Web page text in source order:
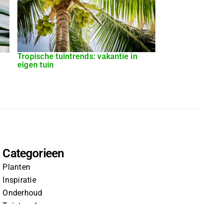
Tropische tuintrends: vakantie in
eigen tuin
Categorieen
Planten
Inspiratie
Onderhoud